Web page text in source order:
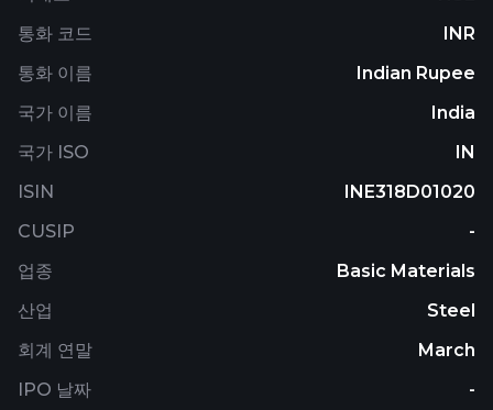
distribution of gas and crude, transportation of raw
transportation of oil and gas, transportation of
sewage disposal irrigation, piling, ash/slurry
the auto industry. It also exports its products to
approximately 79 countries, including the United
Zenith Birla (India) Limited and changed its name
to Zenith Steel Pipes & Industries Limited in July
is based in Mumbai, India.
통화 코드
INR
통화 이름
Indian Rupee
국가 이름
India
국가 ISO
IN
ISIN
INE318D01020
CUSIP
-
업종
Basic Materials
산업
Steel
회계 연말
March
IPO 날짜
-